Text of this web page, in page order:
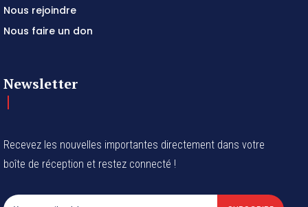
Nous rejoindre
Nous faire un don
Newsletter
Recevez les nouvelles importantes directement dans votre
boîte de réception et restez connecté !